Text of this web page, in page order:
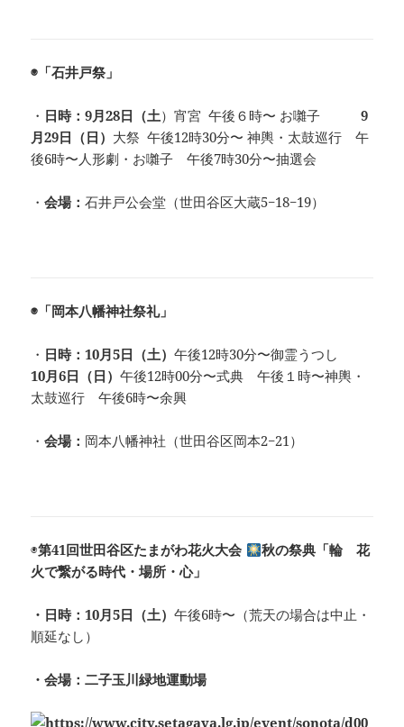
◉「石井戸祭」
・ 日時：9月28日（土）宵宮 午後６時〜 お囃子9
月29日（日） 大祭 午後12時30分〜 神輿・太鼓巡行 午
後6時〜人形劇・お囃子 午後7時30分〜抽選会
・会場：石井戸公会堂（世田谷区大蔵5−18−19）
◉「岡本八幡神社祭礼」
・ 日時：10月5日（土）午後12時30分〜御霊うつし
10月6日（日）午後12時00分〜式典 午後１時〜神輿・
太鼓巡行 午後6時〜余興
・会場： 岡本八幡神社（世田谷区岡本2−21）
◉第41回世田谷区たまがわ花火大会
秋の祭典「輪 花
火で繋がる時代・場所・心」
・日時：10月5日（土）午後6時〜（荒天の場合は中止・
順延なし）
・会場：二子玉川緑地運動場